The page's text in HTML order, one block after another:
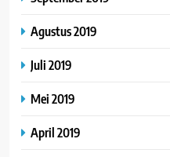
Agustus 2019
Juli 2019
Mei 2019
April 2019